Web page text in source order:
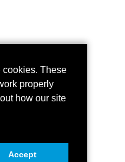
cookies. These
properly
how our site
Accept